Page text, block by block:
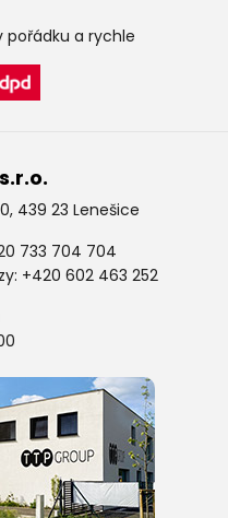
pořádku a rychle
439 23 Lenešice
733 704 704
+420 602 463 252